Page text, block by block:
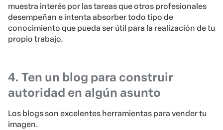
muestra interés por las tareas que otros profesionales
desempeñan e intenta absorber todo tipo de
conocimiento que pueda ser útil para la realización de tu
propio trabajo.
4. Ten un blog para construir
autoridad en algún asunto
Los blogs son excelentes herramientas para vender tu
imagen.